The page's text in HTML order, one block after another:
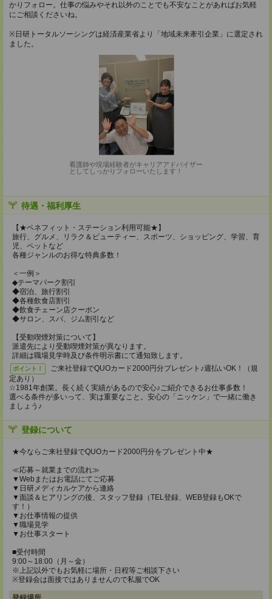
かりフォロー。仕事の悩みやそれ以外のことでも不安なことがあればお気軽
にご相談くださいね。
※日研トータルソーシングは経済産業省より「地域未来牽引企業」に選定され
ました。
看護師や現場経験者がキャリアアドバイザー
としてしっかりフォローいたします！
待遇・福利厚生
【★ベネフィット・ステーション利用可能★】
旅行、グルメ、リラク＆ビューティー、スポーツ、ショッピング、学習、育
児、ペットなど
各種ジャンルのお得な特典多数！
＜一例＞
◆テーマパーク割引
◆宿泊、旅行割引
◆各種飲食店割引
◆飲食チェーン店クーポン
◆サロン、スパ、ジム割引など
【受動喫煙対策について】
派遣先により受動喫煙対策が異なります。
詳細は職場見学時及び条件明示書にて通知致します。
ポイント！
ご来社登録でQUOカード2000円分プレゼント♪週払いOK！（規
定あり）
☆1981年創業。長く続く実績があるので安心♪ご紹介できるお仕事多数！
選べる条件が多いって、実は重要なこと。安心の「ニッケン」で一緒に働き
ましょう♪
登録について
★今ならご来社登録でQUOカード2000円分をプレゼント中★
≪応募～就業までの流れ≫
▼Webまたはお電話にてご応募
▼日研メディカルケアから連絡
▼面談＆ヒアリングの後、スタッフ登録（TEL登録、WEB登録もOKで
す！）
▼お仕事情報の提供
▼職場見学
▼お仕事スタート
■受付時間
9:00～18:00（月～金）
※上記以外でもお気軽に場所・日程等ご相談下さい
※登録会は面接ではありませんので私服でOK